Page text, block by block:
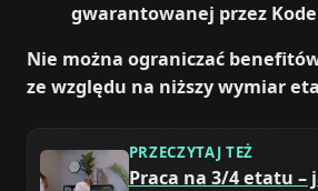
gwarantowanej przez
Nie można ograniczać
ze względu na niższy wymiar
PRZECZYTAJ TEŻ
Praca na 3/4 etatu –